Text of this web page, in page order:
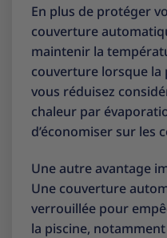
En plus de protéger
couverture
maintenir la
couverture lorsque la
vous réduisez
chaleur par
d’économiser sur les
Une autre avantage
Une couverture
verrouillée pour
la piscine,